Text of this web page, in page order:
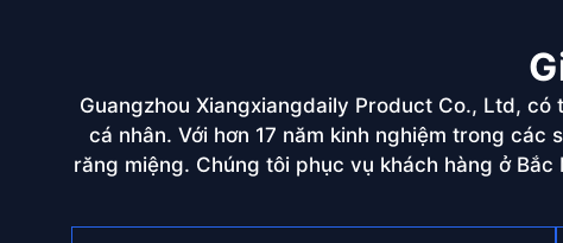
Guangzhou Xiangxiangdaily Product Co., Ltd,
cá nhân. Với hơn 17 năm kinh nghiệm trong
răng miệng. Chúng tôi phục vụ khách hàng ở